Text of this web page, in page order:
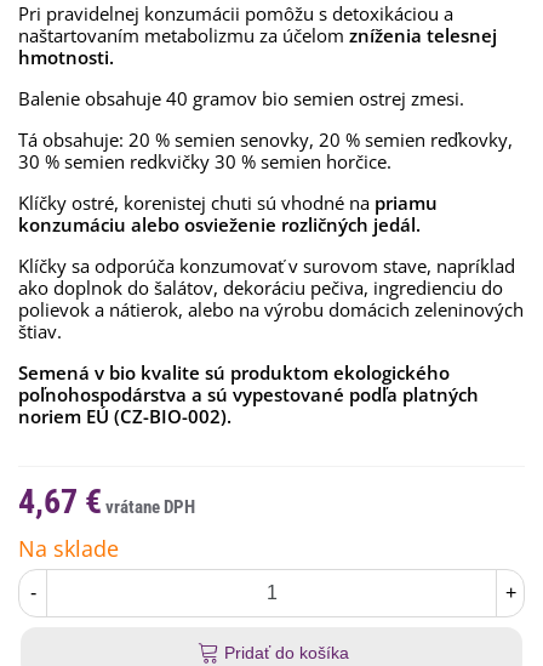
Pri pravidelnej konzumácii pomôžu s detoxikáciou a
naštartovaním metabolizmu za účelom zníženia telesnej
hmotnosti.
Balenie obsahuje 40 gramov bio semien ostrej zmesi.
Tá obsahuje: 20 % semien senovky, 20 % semien reďkovky,
30 % semien redkvičky 30 % semien horčice.
Klíčky ostré, korenistej chuti sú vhodné na priamu
konzumáciu alebo osvieženie rozličných jedál.
Klíčky sa odporúča konzumovať v surovom stave, napríklad
ako doplnok do šalátov, dekoráciu pečiva, ingredienciu do
polievok a nátierok, alebo na výrobu domácich zeleninových
štiav.
Semená v bio kvalite sú produktom ekologického
poľnohospodárstva a sú vypestované podľa platných
noriem EÚ (CZ-BIO-002).
4,67 €
Na sklade
- +
Pridať do košíka